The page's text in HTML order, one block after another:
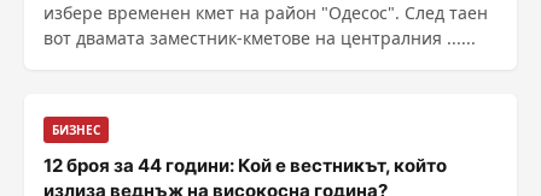
избере временен кмет на район "Одесос". След таен
вот двамата заместник-кметове на централния ......
БИЗНЕС
12 броя за 44 години: Кой е вестникът, който
излиза веднъж на високосна година?